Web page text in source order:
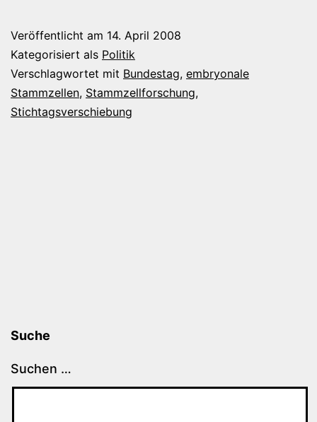
Veröffentlicht am 14. April 2008
Kategorisiert als Politik
Verschlagwortet mit Bundestag, embryonale
Stammzellen, Stammzellforschung,
Stichtagsverschiebung
Suche
Suchen …